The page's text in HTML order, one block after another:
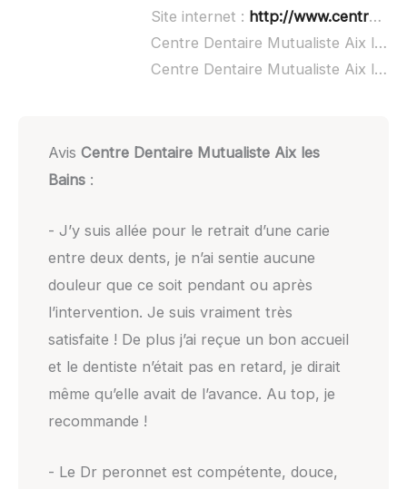
Site internet : http://www.centres-sante-mutualistes.fr/centre/aix-les-bains-510
Centre Dentaire Mutualiste Aix les Bains à domicile :
Centre Dentaire Mutualiste Aix les Bains ouvert dimanche :
Avis Centre Dentaire Mutualiste Aix les
Bains:
- J’y suis allée pour le retrait d’une carie
entre deux dents, je n’ai sentie aucune
douleur que ce soit pendant ou après
l’intervention. Je suis vraiment très
satisfaite ! De plus j’ai reçue un bon accueil
et le dentiste n’était pas en retard, je dirait
même qu’elle avait de l’avance. Au top, je
recommande !
- Le Dr peronnet est compétente, douce,